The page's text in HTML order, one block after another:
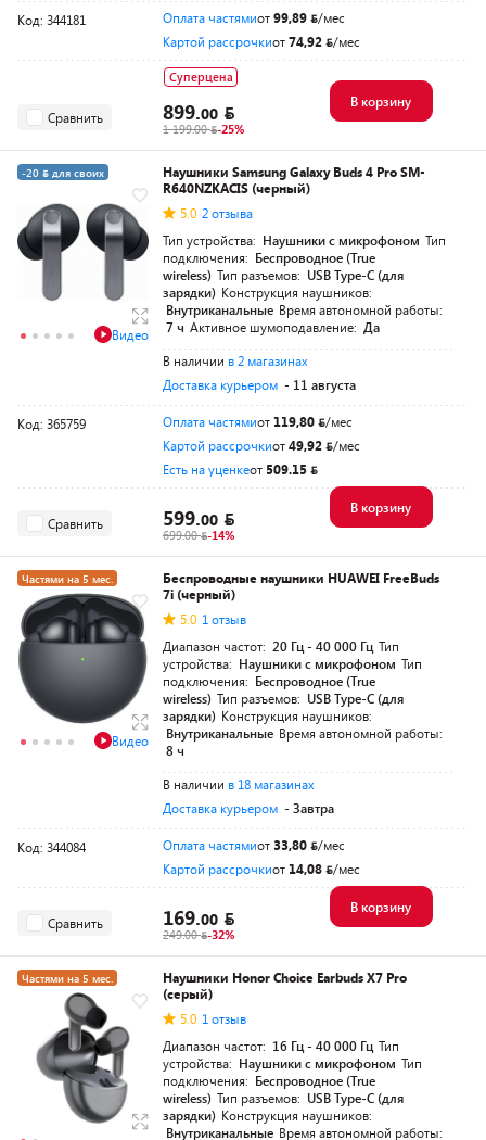
Код: 344181 Оплата частямиот99,89
/мес
Картой рассрочкиот74,92 /мес
Сравнить
Суперцена
899.00
1 199.00 -25%
В корзину
-20
для своих
Частями на 5 мес.
Видео
Наушники Samsung Galaxy Buds 4 Pro SM-
R640NZKACIS (черный)
5.0 2 отзыва
Тип устройства: Наушники с микрофоном Тип
подключения: Беспроводное (True
wireless) Тип разъемов: USB Type-C (для
зарядки) Конструкция наушников:
Внутриканальные Время автономной работы:
7 ч Активное шумоподавление: Да
В наличии в 2 магазинах
Доставка курьером - 11 августа
Код: 365759 Оплата частямиот 119,80
/мес
Картой рассрочкиот49,92
/мес
Есть на уценкеот 509.15
Сравнить 599.00
699.00 -14%
В корзину
Частями на 5 мес.
Видео
Беспроводные наушники HUAWEI FreeBuds
7i (черный)
5.0 1 отзыв
Диапазон частот: 20 Гц - 40 000 Гц Тип
устройства: Наушники с микрофоном Тип
подключения: Беспроводное (True
wireless) Тип разъемов: USB Type-C (для
зарядки) Конструкция наушников:
Внутриканальные Время автономной работы:
8 ч
В наличии в 18 магазинах
Доставка курьером - Завтра
Код: 344084 Оплата частямиот33,80
/мес
Картой рассрочкиот 14,08 /мес
Сравнить 169.00
249.00 -32%
В корзину
Частями на 5 мес.
Наушники Honor Choice Earbuds X7 Pro
(серый)
5.0 1 отзыв
Диапазон частот: 16 Гц - 40 000 Гц Тип
устройства: Наушники с микрофоном Тип
подключения: Беспроводное (True
wireless) Тип разъемов: USB Type-C (для
зарядки) Конструкция наушников:
Внутриканальные Время автономной работы: